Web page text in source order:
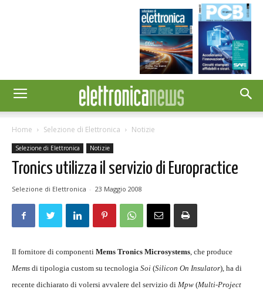
Home Selezione di Elettronica Notizie
Selezione di Elettronica Notizie
Tronics utilizza il servizio di Europractice
Selezione di Elettronica - 23 Maggio 2008
Il fornitore di componenti Mems Tronics Microsystems, che produce
Mems di tipologia custom su tecnologia Soi (Silicon On Insulator), ha di
recente dichiarato di volersi avvalere del servizio di Mpw (Multi-Project